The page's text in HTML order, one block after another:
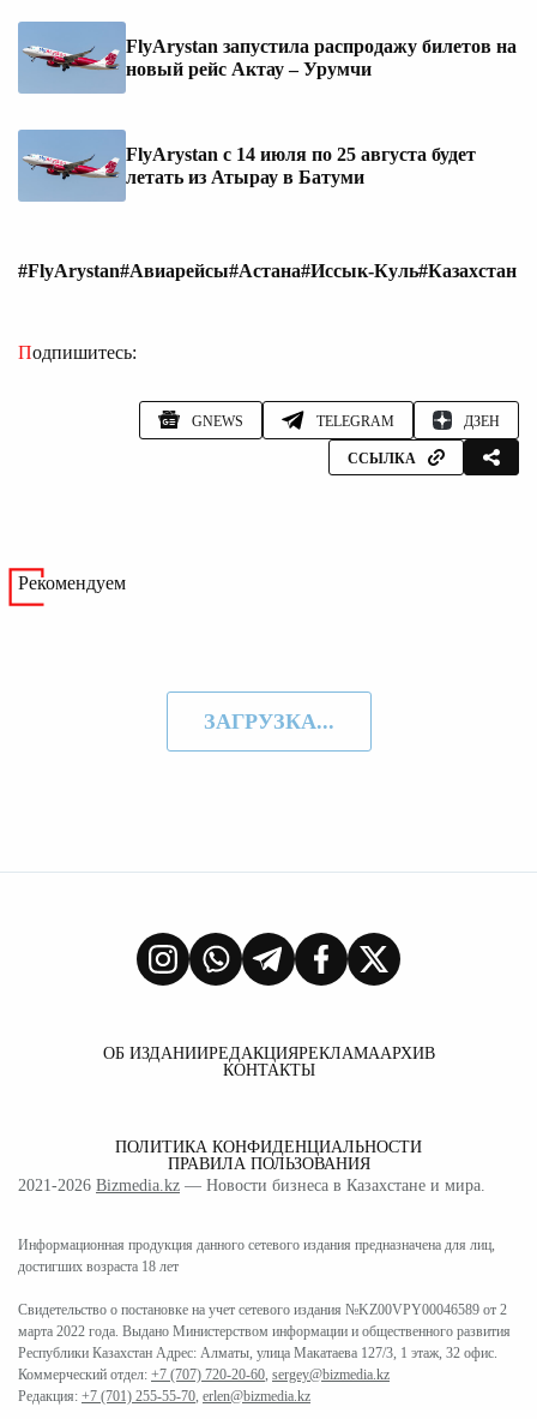
FlyArystan запустила распродажу билетов на
новый рейс Актау – Урумчи
FlyArystan с 14 июля по 25 августа будет
летать из Атырау в Батуми
#FlyArystan#Авиарейсы#Астана#Иссык-Куль#Казахстан
Подпишитесь:
GNEWS TELEGRAM ДЗЕН
ССЫЛКА
Рекомендуем
ЗАГРУЗКА...
ОБ ИЗДАНИИРЕДАКЦИЯРЕКЛАМААРХИВ
КОНТАКТЫ
ПОЛИТИКА КОНФИДЕНЦИАЛЬНОСТИ
ПРАВИЛА ПОЛЬЗОВАНИЯ
2021-2026 Bizmedia.kz — Новости бизнеса в Казахстане и мира.
Информационная продукция данного сетевого издания предназначена для лиц,
достигших возраста 18 лет
Свидетельство о постановке на учет сетевого издания №KZ00VPY00046589 от 2
марта 2022 года. Выдано Министерством информации и общественного развития
Республики Казахстан Адрес: Алматы, улица Макатаева 127/3, 1 этаж, 32 офис.
Коммерческий отдел: +7 (707) 720-20-60, sergey@bizmedia.kz
Редакция: +7 (701) 255-55-70, erlen@bizmedia.kz